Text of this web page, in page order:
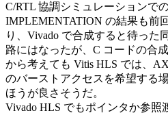
C/RTL 協調シミュレーションで
IMPLEMENTATION の結果も前
り、Vivado で合成すると待った
路にはなったが、C コードの合
から考えても Vitis HLS では、
のバーストアクセスを希望する
ほうが良さそうだ。
Vivado HLS でもポインタか参